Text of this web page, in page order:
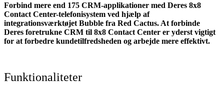
Forbind mere end 175 CRM-applikationer med Deres 8x8
Contact Center-telefonisystem ved hjælp af
integrationsværktøjet Bubble fra Red Cactus. At forbinde
Deres foretrukne CRM til 8x8 Contact Center er yderst vigtigt
for at forbedre kundetilfredsheden og arbejde mere effektivt.
Funktionaliteter